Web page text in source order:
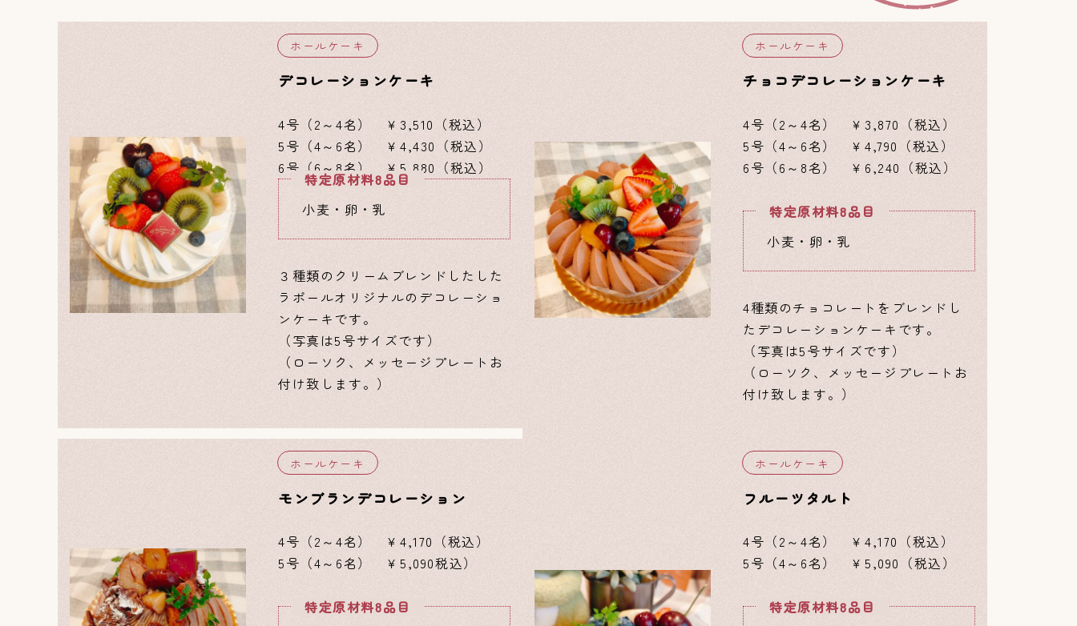
ホールケーキ
デコレーションケーキ
4号（2～4名） ￥3,510（税込）
5号（4～6名） ￥4,430（税込）
6号（6～8名） ￥5,880（税込）
特定原材料8品目
小麦・卵・乳
３種類のクリームブレンドしたした
ラポールオリジナルのデコレーショ
ンケーキです。
（写真は5号サイズです）
（ローソク、メッセージプレートお
付け致します。）
ホールケーキ
チョコデコレーションケーキ
4号（2～4名） ￥3,870（税込）
5号（4～6名） ￥4,790（税込）
6号（6～8名） ￥6,240（税込）
特定原材料8品目
小麦・卵・乳
4種類のチョコレートをブレンドし
たデコレーションケーキです。
（写真は5号サイズです）
（ローソク、メッセージプレートお
付け致します。）
ホールケーキ
モンブランデコレーション
4号（2～4名） ￥4,170（税込）
5号（4～6名） ￥5,090税込）
特定原材料8品目
ホールケーキ
フルーツタルト
4号（2～4名） ￥4,170（税込）
5号（4～6名） ￥5,090（税込）
特定原材料8品目